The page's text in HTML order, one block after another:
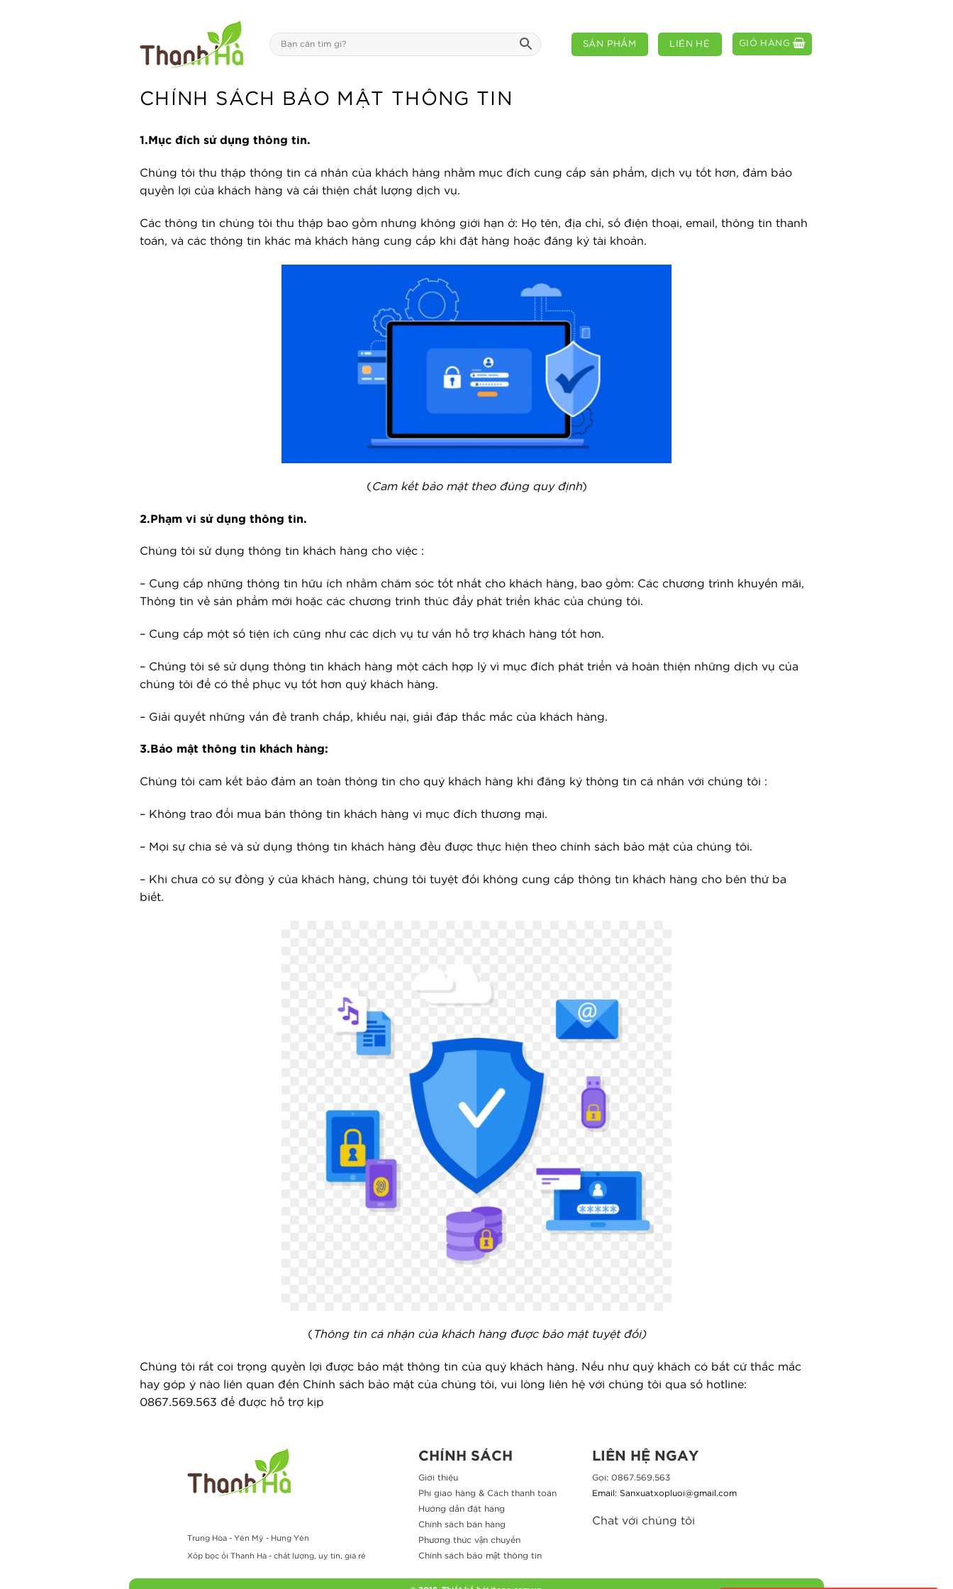
SẢN PHẨM LIÊN HỆ GIỎ HÀNG
CHÍNH SÁCH BẢO MẬT THÔNG TIN
1. Mục đích sử dụng thông tin.
Chúng tôi thu thập thông tin cá nhân của khách hàng nhằm mục đích cung cấp sản phẩm, dịch vụ tốt hơn, đảm bảo
quyền lợi của khách hàng và cải thiện chất lượng dịch vụ.
Các thông tin chúng tôi thu thập bao gồm nhưng không giới hạn ở: Họ tên, địa chỉ, số điện thoại, email, thông tin thanh
toán, và các thông tin khác mà khách hàng cung cấp khi đặt hàng hoặc đăng ký tài khoản.
( Cam kết bảo mật theo đúng quy định)
2.Phạm vi sử dụng thông tin.
Chúng tôi sử dụng thông tin khách hàng cho việc :
– Cung cấp những thông tin hữu ích nhằm chăm sóc tốt nhất cho khách hàng, bao gồm: Các chương trình khuyến mãi,
Thông tin về sản phẩm mới hoặc các chương trình thúc đẩy phát triển khác của chúng tôi.
– Cung cấp một số tiện ích cũng như các dịch vụ tư vấn hỗ trợ khách hàng tốt hơn.
– Chúng tôi sẽ sử dụng thông tin khách hàng một cách hợp lý vì mục đích phát triển và hoàn thiện những dịch vụ của
chúng tôi để có thể phục vụ tốt hơn quý khách hàng.
– Giải quyết những vấn đề tranh chấp, khiếu nại, giải đáp thắc mắc của khách hàng.
3.Bảo mật thông tin khách hàng:
Chúng tôi cam kết bảo đảm an toàn thông tin cho quý khách hàng khi đăng ký thông tin cá nhân với chúng tôi :
– Không trao đổi mua bán thông tin khách hàng vì mục đích thương mại.
– Mọi sự chia sẻ và sử dụng thông tin khách hàng đều được thực hiện theo chính sách bảo mật của chúng tôi.
– Khi chưa có sự đồng ý của khách hàng, chúng tôi tuyệt đối không cung cấp thông tin khách hàng cho bên thứ ba
biết.
( Thông tin cá nhận của khách hàng được bảo mật tuyệt đối)
Chúng tôi rất coi trọng quyền lợi được bảo mật thông tin của quý khách hàng. Nếu như quý khách có bất cứ thắc mắc
hay góp ý nào liên quan đến Chính sách bảo mật của chúng tôi, vui lòng liên hệ với chúng tôi qua số hotline:
0867.569.563 để được hỗ trợ kịp
Trung Hòa - Yên Mỹ - Hưng Yên
Xốp bọc ổi Thanh Hà - chất lượng, uy tín, giá rẻ
CHÍNH SÁCH
Giới thiệu
Phí giao hàng & Cách thanh toán
Hướng dẫn đặt hàng
Chính sách bán hàng
Phương thức vận chuyển
Chính sách bảo mật thông tin
LIÊN HỆ NGAY
Gọi: 0867.569.563
Email: Sanxuatxopluoi@gmail.com
Chat với chúng tôi